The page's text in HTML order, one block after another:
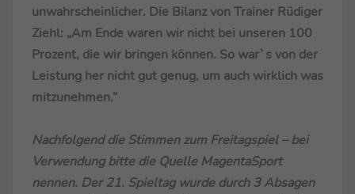
unwahrscheinlicher. Die Bilanz von Trainer Rüdiger
Ziehl: „Am Ende waren wir nicht bei unseren 100
Prozent, die wir bringen können. So war`s von der
Leistung her nicht gut genug, um auch wirklich was
mitzunehmen.“
Nachfolgend die Stimmen zum Freitagspiel – bei
Verwendung bitte die Quelle MagentaSport
nennen. Der 21. Spieltag wurde durch 3 Absagen